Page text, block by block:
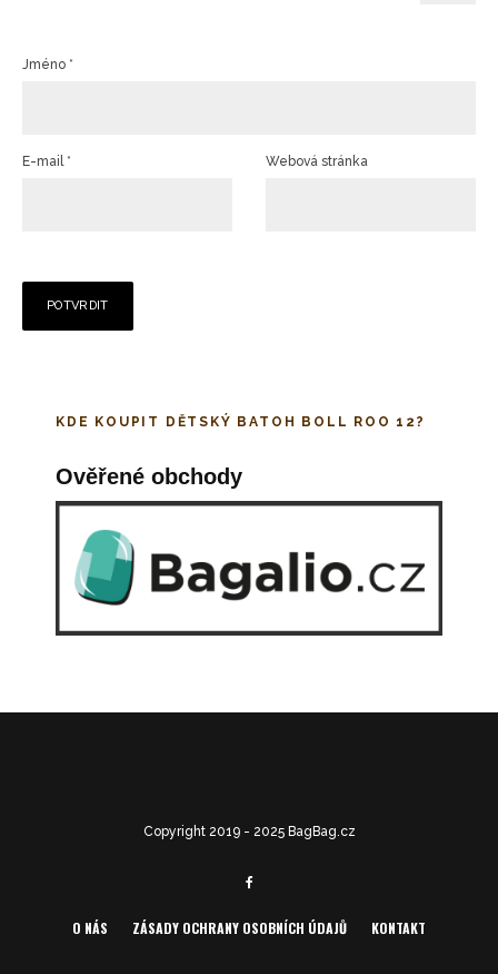
Jméno *
E-mail * Webová stránka
KDE KOUPIT DĚTSKÝ BATOH BOLL ROO 12?
Ověřené obchody
Copyright 2019 - 2025 BagBag.cz
O NÁS ZÁSADY OCHRANY OSOBNÍCH ÚDAJŮ KONTAKT